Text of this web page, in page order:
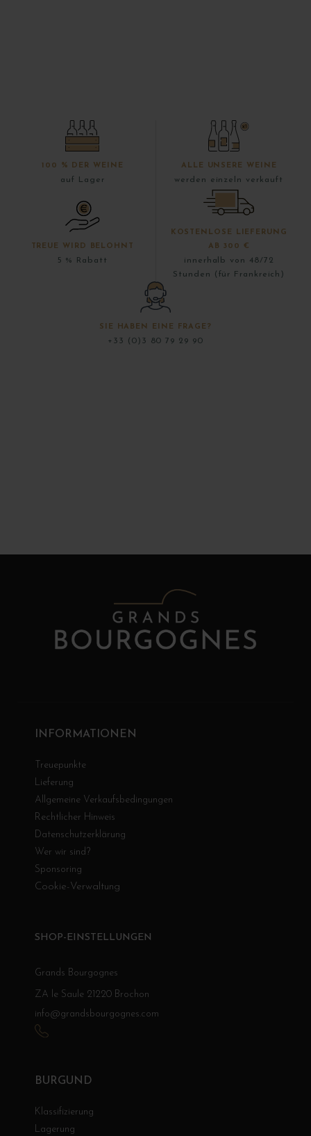
100 % DER WEINE
auf Lager
ALLE UNSERE WEINE
werden einzeln verkauft
TREUE WIRD BELOHNT
5 % Rabatt
KOSTENLOSE LIEFERUNG
AB 300 €
innerhalb von 48/72
Stunden (für Frankreich)
SIE HABEN EINE FRAGE?
+33 (0)3 80 79 29 90
INFORMATIONEN
Treuepunkte
Lieferung
Allgemeine Verkaufsbedingungen
Rechtlicher Hinweis
Datenschutzerklärung
Wer wir sind?
Sponsoring
Cookie-Verwaltung
BURGUND
Klassifizierung
Lagerung
SHOP-EINSTELLUNGEN
Grands Bourgognes
ZA le Saule 21220 Brochon
info@grandsbourgognes.com